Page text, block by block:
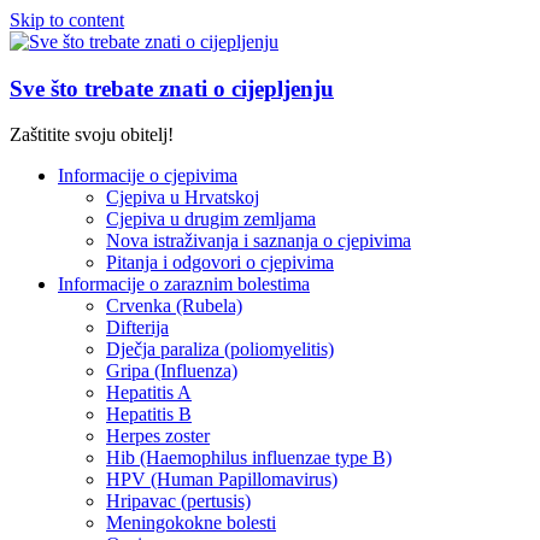
Skip to content
Sve što trebate znati o cijepljenju
Zaštitite svoju obitelj!
Informacije o cjepivima
Cjepiva u Hrvatskoj
Cjepiva u drugim zemljama
Nova istraživanja i saznanja o cjepivima
Pitanja i odgovori o cjepivima
Informacije o zaraznim bolestima
Crvenka (Rubela)
Difterija
Dječja paraliza (poliomyelitis)
Gripa (Influenza)
Hepatitis A
Hepatitis B
Herpes zoster
Hib (Haemophilus influenzae type B)
HPV (Human Papillomavirus)
Hripavac (pertusis)
Meningokokne bolesti